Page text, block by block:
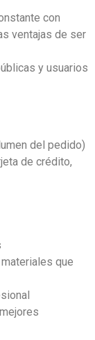
con
ventajas de ser
y usuarios
del pedido)
de crédito,
que